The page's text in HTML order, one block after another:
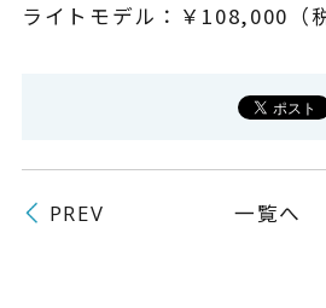
ライトモデル：￥108,000（
PREV 一覧へ